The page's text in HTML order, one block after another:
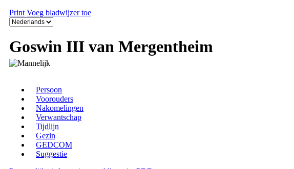
Print Voeg bladwijzer toe
Goswin III van Mergentheim
Persoon
Voorouders
Nakomelingen
Verwantschap
Tijdlijn
Gezin
GEDCOM
Suggestie